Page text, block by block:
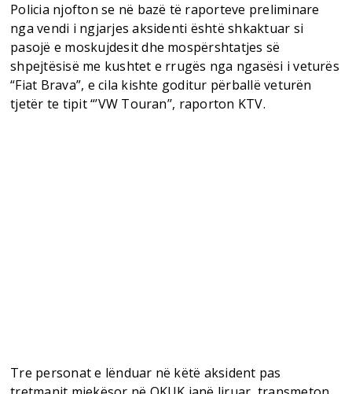
Policia njofton se në bazë të raporteve preliminare
nga vendi i ngjarjes aksidenti është shkaktuar si
pasojë e moskujdesit dhe mospërshtatjes së
shpejtësisë me kushtet e rrugës nga ngasësi i veturës
“Fiat Brava”, e cila kishte goditur përballë veturën
tjetër te tipit “’VW Touran’’, raporton KTV.
Tre personat e lënduar në këtë aksident pas